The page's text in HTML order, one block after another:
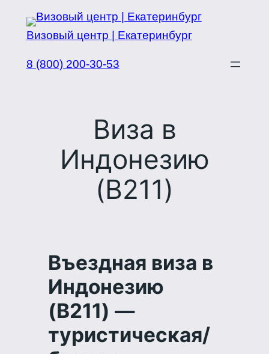
Перейти
Визовый центр | Екатеринбург
8 (800) 200-30-53
Виза в
Индонезию
(B211)
Въездная виза в
Индонезию
(B211) —
туристическая/